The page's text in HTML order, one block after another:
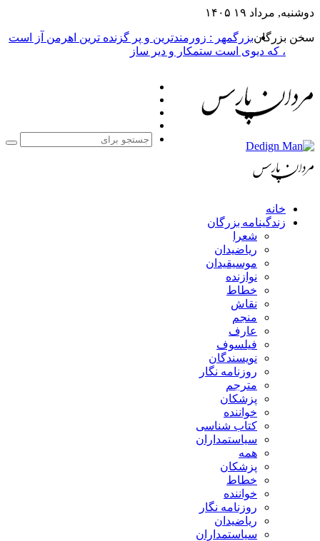
دوشنبه, مرداد ۱۹ ۱۴۰۵
سخن بزرگانبزرگمهر : زورمندترین و پر گزنده ترین اهرمن آز است
، که دیوی است ستمکار و دیر ساز
خانه
زندگینامه بزرگان
شعرا
ریاضیدان
موسیقیدان
نوازنده
خطاط
نقاش
منجم
عارف
فیلسوف
نویسندگان
روزنامه نگار
مترجم
پزشکان
خواننده
کتاب شناسی
سیاستمداران
همه
پزشکان
خطاط
خواننده
روزنامه نگار
ریاضیدان
سیاستمداران